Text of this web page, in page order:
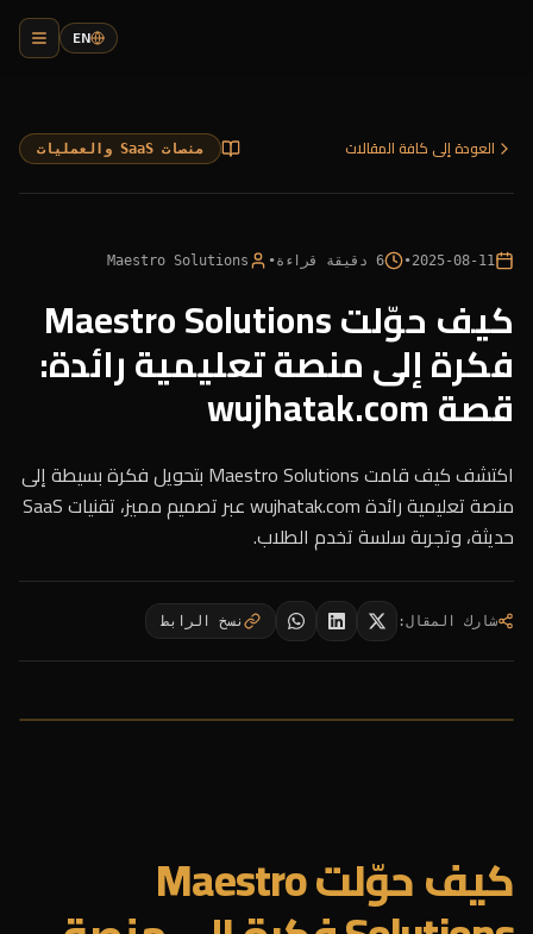
EN
العودة إلى كافة المقالات منصات SaaS والعمليات
2025-08-11
•
6 دقيقة قراءة•
Maestro Solutions
كيف حوّلت Maestro Solutions
فكرة إلى منصة تعليمية رائدة:
قصة wujhatak.com
اكتشف كيف قامت Maestro Solutions بتحويل فكرة بسيطة إلى
منصة تعليمية رائدة wujhatak.com عبر تصميم مميز، تقنيات SaaS
حديثة، وتجربة سلسة تخدم الطلاب.
شارك المقال: نسخ الرابط
كيف حوّلت Maestro